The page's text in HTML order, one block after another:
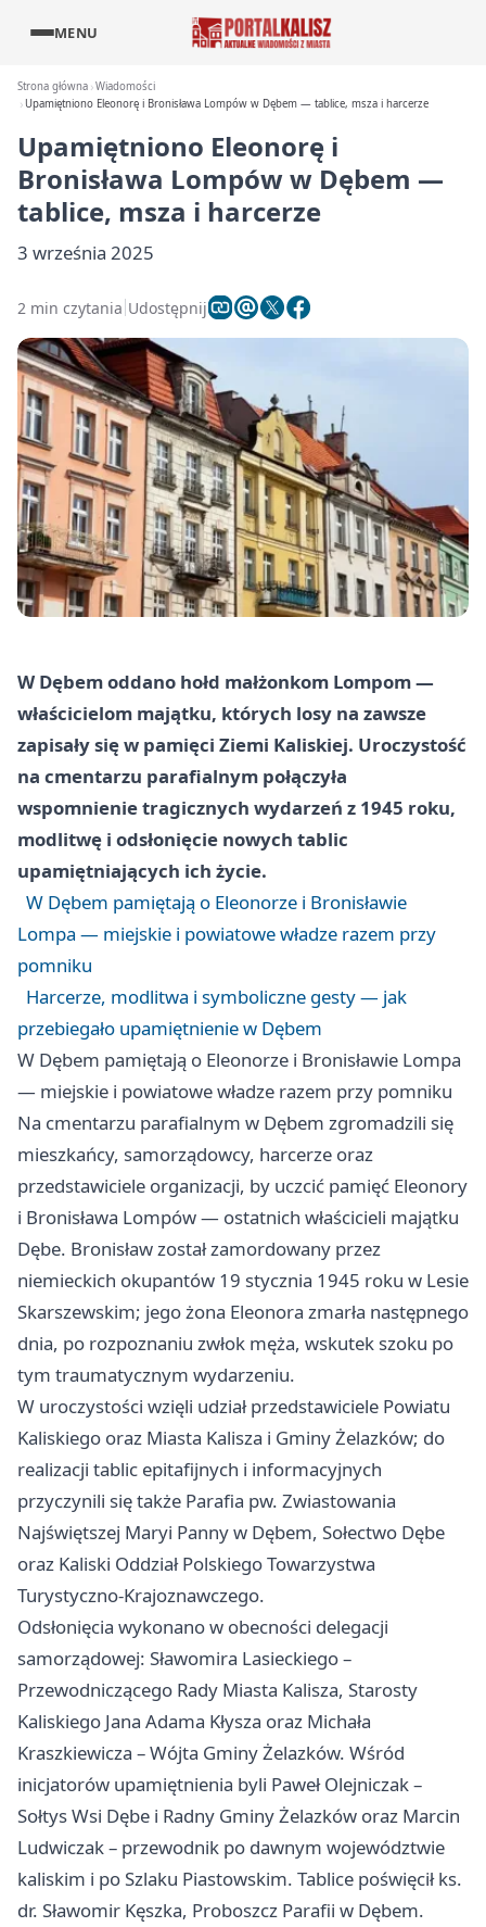
MENU
Strona główna Wiadomości
Upamiętniono Eleonorę i Bronisława Lompów w Dębem — tablice, msza i harcerze
Upamiętniono Eleonorę i
Bronisława Lompów w Dębem —
tablice, msza i harcerze
3 września 2025
2 min czytania Udostępnij
W Dębem oddano hołd małżonkom Lompom —
właścicielom majątku, których losy na zawsze
zapisały się w pamięci Ziemi Kaliskiej. Uroczystość
na cmentarzu parafialnym połączyła
wspomnienie tragicznych wydarzeń z 1945 roku,
modlitwę i odsłonięcie nowych tablic
upamiętniających ich życie.
W Dębem pamiętają o Eleonorze i Bronisławie
Lompa — miejskie i powiatowe władze razem przy
pomniku
Harcerze, modlitwa i symboliczne gesty — jak
przebiegało upamiętnienie w Dębem
W Dębem pamiętają o Eleonorze i Bronisławie Lompa
— miejskie i powiatowe władze razem przy pomniku
Na cmentarzu parafialnym w Dębem zgromadzili się
mieszkańcy, samorządowcy, harcerze oraz
przedstawiciele organizacji, by uczcić pamięć Eleonory
i Bronisława Lompów — ostatnich właścicieli majątku
Dębe. Bronisław został zamordowany przez
niemieckich okupantów 19 stycznia 1945 roku w Lesie
Skarszewskim; jego żona Eleonora zmarła następnego
dnia, po rozpoznaniu zwłok męża, wskutek szoku po
tym traumatycznym wydarzeniu.
W uroczystości wzięli udział przedstawiciele Powiatu
Kaliskiego oraz Miasta Kalisza i Gminy Żelazków; do
realizacji tablic epitafijnych i informacyjnych
przyczynili się także Parafia pw. Zwiastowania
Najświętszej Maryi Panny w Dębem, Sołectwo Dębe
oraz Kaliski Oddział Polskiego Towarzystwa
Turystyczno-Krajoznawczego.
Odsłonięcia wykonano w obecności delegacji
samorządowej: Sławomira Lasieckiego –
Przewodniczącego Rady Miasta Kalisza, Starosty
Kaliskiego Jana Adama Kłysza oraz Michała
Kraszkiewicza – Wójta Gminy Żelazków. Wśród
inicjatorów upamiętnienia byli Paweł Olejniczak –
Sołtys Wsi Dębe i Radny Gminy Żelazków oraz Marcin
Ludwiczak – przewodnik po dawnym województwie
kaliskim i po Szlaku Piastowskim. Tablice poświęcił ks.
dr. Sławomir Kęszka, Proboszcz Parafii w Dębem.